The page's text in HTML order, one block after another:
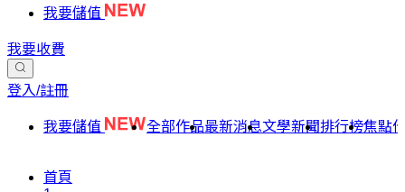
我要儲值
我要收費
登入/註冊
我要儲值 全部作品最新消息文學新聞排行榜焦點
首頁